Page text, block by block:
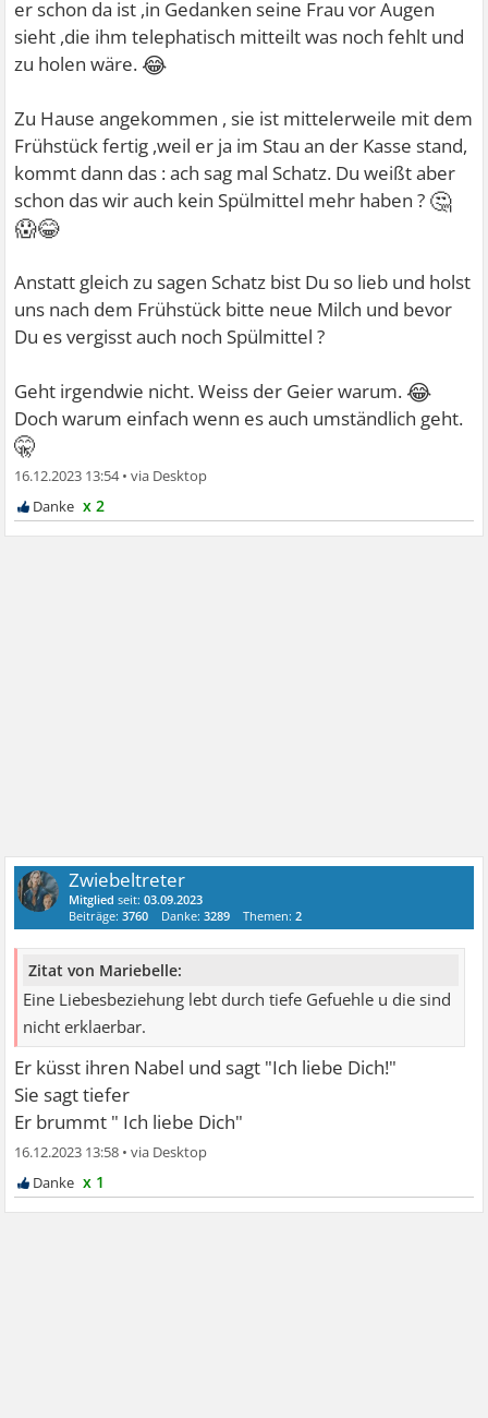
er schon da ist ,in Gedanken seine Frau vor Augen
sieht ,die ihm telephatisch mitteilt was noch fehlt und
zu holen wäre. 😂
Zu Hause angekommen , sie ist mittelerweile mit dem
Frühstück fertig ,weil er ja im Stau an der Kasse stand,
kommt dann das : ach sag mal Schatz. Du weißt aber
schon das wir auch kein Spülmittel mehr haben ? 🤔
😱😂
Anstatt gleich zu sagen Schatz bist Du so lieb und holst
uns nach dem Frühstück bitte neue Milch und bevor
Du es vergisst auch noch Spülmittel ?
Geht irgendwie nicht. Weiss der Geier warum. 😂
Doch warum einfach wenn es auch umständlich geht.
🤫
16.12.2023 13:54•
x 2
Zwiebeltreter
Mitglied seit:03.09.2023
Beiträge:3760 Danke:3289 Themen:2
Zitat von Mariebelle:
Eine Liebesbeziehung lebt durch tiefe Gefuehle u die sind
nicht erklaerbar.
Er küsst ihren Nabel und sagt "Ich liebe Dich!"
Sie sagt tiefer
Er brummt " Ich liebe Dich"
16.12.2023 13:58 •
x 1